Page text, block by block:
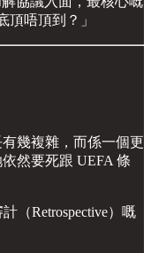
頂唔頂到？」
幾複雜，而係一個更
然要死跟 UEFA 條
（Retrospective）嘅